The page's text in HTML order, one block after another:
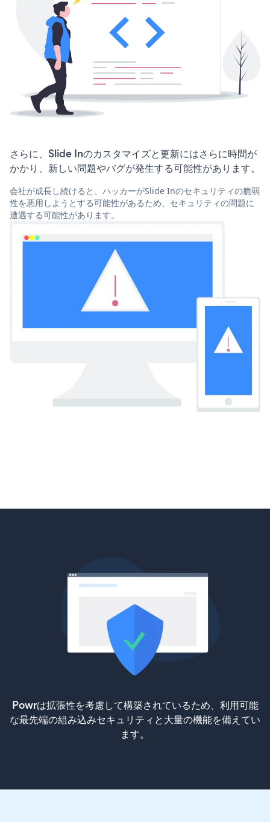
さらに、Slide Inのカスタマイズと更新にはさらに時間が
かかり、新しい問題やバグが発生する可能性があります。
会社が成長し続けると、ハッカーがSlide Inのセキュリティの脆弱
性を悪用しようとする可能性があるため、セキュリティの問題に
遭遇する可能性があります。
Powrは拡張性を考慮して構築されているため、利用可能
な最先端の組み込みセキュリティと大量の機能を備えてい
ます。